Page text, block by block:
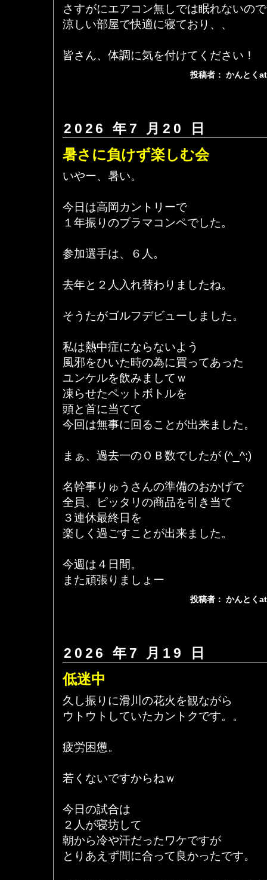
さすがにエアコン無しでは眠れないので
涼しい部屋で快適に寝ており、、
皆さん、体調に気を付けてください！
投稿者： かんとく
2026 年7 月20 日
暑さに負けず楽しむ会
いやー、暑い。
今日は高岡カントリーで
１年振りのブラマコンペでした。
参加選手は、６人。
去年と２人入れ替わりましたね。
そうたがゴルフデビューしました。
私は熱中症にならないよう
風邪をひいた時の為に買ってあった
ユンケルを飲みましてｗ
凍らせたペットボトルを
頭と首に当てて
今回は無事に回ることが出来ました。
まぁ、過去一のＯＢ数でしたが (^_^;)
名幹事りゅうさんの準備のおかげで
全員、ピッタリの商品を引き当て
３連休最終日を
楽しく過ごすことが出来ました。
今週は４日間。
また頑張りましょー
投稿者： かんとく
2026 年7 月19 日
低迷中
久し振りに滑川の花火を観ながら
ウトウトしていたカントクです。。
疲労困憊。
若くないですからねｗ
今日の試合は
２人が寝坊して
朝から冷や汗だったワケですが
とりあえず間に合って良かったです。